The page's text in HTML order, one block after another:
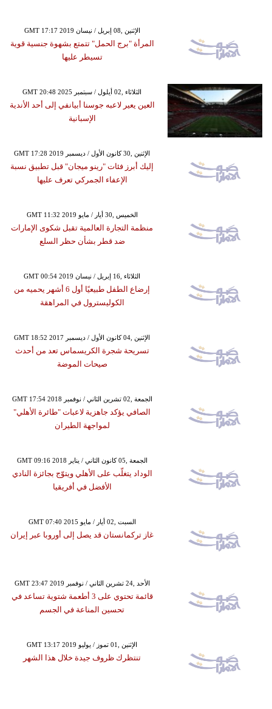
GMT 17:17 2019 الإثنين ,08 إبريل / نيسان
المرأة "برج الحمل" تتمتع بشهوة جنسية قوية
تسيطر عليها
GMT 20:48 2025 الثلاثاء ,02 أيلول / سبتمبر
العين يعير لاعبه جوسنا أبيانفي إلى أحد الأندية
الإسبانية
GMT 17:28 2019 الإثنين ,30 كانون الأول / ديسمبر
إليك أبرز فئات "رينو ميجان" قبل تطبيق نسبة
الإعفاء الجمركي تعرف عليها
GMT 11:32 2019 الخميس ,30 أيار / مايو
منظمة التجارة العالمية تقبل شكوى الإمارات
ضد قطر بشأن حظر السلع
GMT 00:54 2019 الثلاثاء ,16 إبريل / نيسان
إرضاع الطفل طبيعيًا أول 6 أشهر يحميه من
الكوليسترول في المراهقة
GMT 18:52 2017 الإثنين ,04 كانون الأول / ديسمبر
تسريحة شجرة الكريسماس تعد من أحدث
صيحات الموضة
GMT 17:54 2018 الجمعة ,02 تشرين الثاني / نوفمبر
الصافي يؤكد جاهزية لاعبات "طائرة الأهلي"
لمواجهة الطيران
GMT 09:16 2018 الجمعة ,05 كانون الثاني / يناير
الوداد يتغلّب على الأهلي ويتوّج بجائزة النادي
الأفضل في أفريقيا
GMT 07:40 2015 السبت ,02 أيار / مايو
غاز تركمانستان قد يصل إلى أوروبا عبر إيران
GMT 23:47 2019 الأحد ,24 تشرين الثاني / نوفمبر
قائمة تحتوي على 3 أطعمة شتوية تساعد في
تحسين المناعة في الجسم
GMT 13:17 2019 الإثنين ,01 تموز / يوليو
تنتظرك ظروف جيدة خلال هذا الشهر